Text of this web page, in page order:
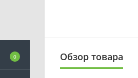
0 Обзор товара